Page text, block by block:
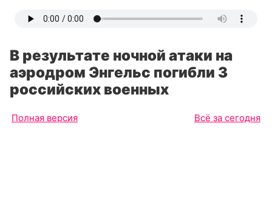
В результате ночной атаки на
аэродром Энгельс погибли 3
российских военных
Полная версия Всё за сегодня